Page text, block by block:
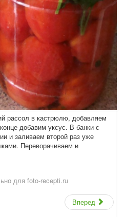
рассол в кастрюлю, добавляем
добавим уксус. В банки с
и заливаем второй раз уже
Переворачиваем и
для foto-recepti.ru
Вперед